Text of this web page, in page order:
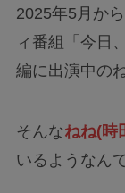
2025年5月か
ィ番組「今日
編に出演中の
そんなねね(時
いるようなん